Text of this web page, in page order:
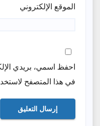
الموقع الإلكتروني
احفظ اسمي، بريدي
في هذا المتصفح